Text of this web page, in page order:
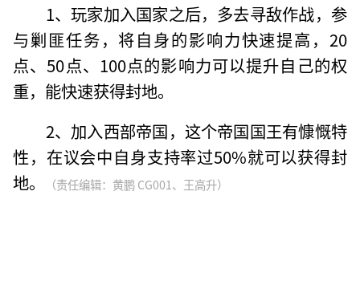
1、玩家加入国家之后，多去寻敌作战，参
与剿匪任务，将自身的影响力快速提高，20
点、50点、100点的影响力可以提升自己的权
重，能快速获得封地。
2、加入西部帝国，这个帝国国王有慷慨特
性，在议会中自身支持率过50%就可以获得封
地。
（责任编辑：黄鹏 CG001、王高升）